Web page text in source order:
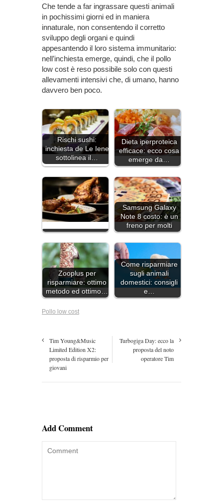
Che tende a far ingrassare questi animali
in pochissimi giorni ed in maniera
innaturale, non consentendo il corretto
sviluppo degli organi e quindi
appesantendo il loro sistema immunitario:
nell’inchiesta emerge, quindi, che il pollo
low cost è reso possibile solo con questi
allevamenti intensivi che, di umano, hanno
davvero ben poco.
Rischi sushi:
inchiesta de Le Iene
sottolinea il…
Dieta iperproteica
efficace: ecco cosa
emerge da…
Samsung Galaxy
Note 8 costo: è un
freno per molti
Zooplus per
risparmiare: ottimo
metodo ed ottimo…
Come risparmiare
sugli animali
domestici: consigli
e…
Pollo low cost
Tim Young&Music
Limited Edition X2:
proposta di risparmio per
giovani
Turbogiga Day: ecco la
proposta del noto
operatore Tim
Add Comment